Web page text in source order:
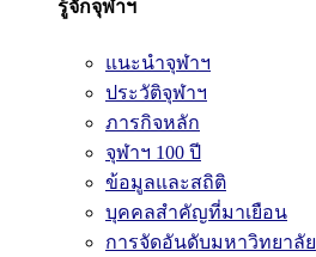
รู้จักจุฬาฯ
แนะนำจุฬาฯ
ประวัติจุฬาฯ
ภารกิจหลัก
จุฬาฯ 100 ปี
ข้อมูลและสถิติ
บุคคลสำคัญที่มาเยือน
การจัดอันดับมหาวิทยาลัย